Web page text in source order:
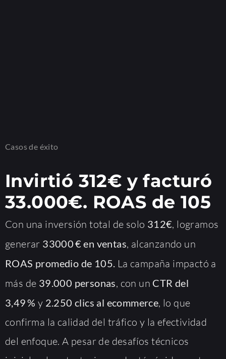
Casos de éxito
Invirtió 312€ y facturó
33.000€. ROAS de 105
Con una inversión total de solo 312€, logramos
generar 33000 € en ventas, alcanzando un
ROAS promedio de 105. La campaña impactó a
más de 39.000 personas, con un CTR del
3,49 % y 2.250 clics al ecommerce, lo que
confirma la calidad del tráfico y la efectividad
del enfoque. A pesar de desafíos técnicos